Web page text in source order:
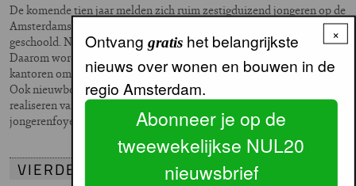
De komende tien jaar melden zich ruim zestigduizend jongeren op de
Amsterdamse woningmarkt. Een groot deel van hen is lager
geschoold. Nu al is het tekort aan jongerenhuisvesting nijpend.
Daarom worden honderden woningen gelabeld, leegstaande
kantoren omgebouwd en verrijzen er zonodig hele containerdorpen.
Ook nieuwbouw van complexen met zelfstandige eenheden en het
realiseren van begeleidwonenprojecten, zoals werkhotels en
jongerenfoyers, staan op de agenda.
VIERDE VERDIEPING
×
Ontvang gratishet belangrijkste
nieuws over wonen en bouwen in de
regio Amsterdam.
Abonneer je op de
tweewekelijkse NUL20
nieuwsbrief